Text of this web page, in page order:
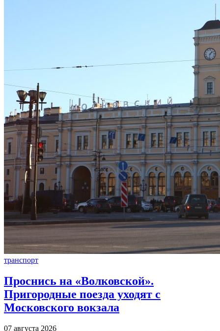
транспорт
Проснись на «Волковской».
Пригородные поезда уходят с
Московского вокзала
07 августа 2026